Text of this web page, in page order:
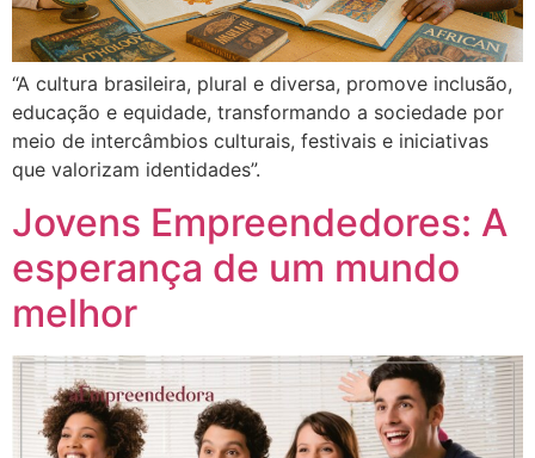
“A cultura brasileira, plural e diversa, promove inclusão,
educação e equidade, transformando a sociedade por
meio de intercâmbios culturais, festivais e iniciativas
que valorizam identidades”.
Jovens Empreendedores: A
esperança de um mundo
melhor